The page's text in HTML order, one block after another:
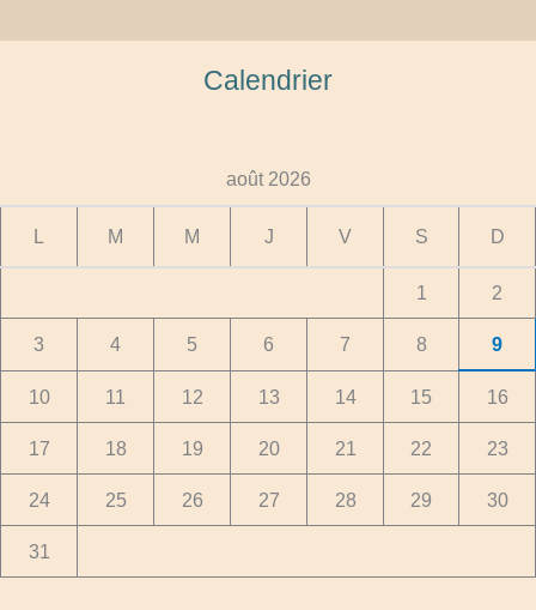
Calendrier
août 2026
L M M J V S D
1 2
3 4 5 6 7 8 9
10 11 12 13 14 15 16
17 18 19 20 21 22 23
24 25 26 27 28 29 30
31